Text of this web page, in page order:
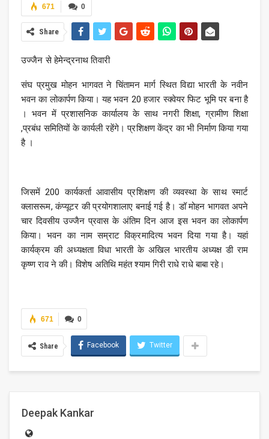
0
671
Share
उज्जैन से हेमेन्द्रनाथ तिवारी
संघ प्रमुख मोहन भागवत ने चिंतामन मार्ग स्थित विद्या भारती के नवीन
भवन का लोकार्पण किया। यह भवन 20 हजार स्क्वेयर फिट भूमि पर बना है
। भवन में प्रशासनिक कार्यालय के साथ नगरी शिक्षा, ग्रामीण शिक्षा
,प्रबंध समितियों के कार्यली रहेंगे। प्रशिक्षण केंद्र का भी निर्माण किया गया
है ।
जिसमें 200 कार्यकर्ता आवासीय प्रशिक्षण की व्यवस्था के साथ स्मार्ट
क्लासरूम, कंप्यूटर की प्रयोगशालाए बनाई गई है। डॉ मोहन भागवत अपने
चार दिवसीय उज्जैन प्रवास के अंतिम दिन आज इस भवन का लोकार्पण
किया। भवन का नाम सम्राट विक्रमादित्य भवन दिया गया है। यहां
कार्यक्रम की अध्यक्षता विधा भारती के अखिल भारतीय अध्यक्ष डी राम
कृष्ण राव ने की। विशेष अतिथि महंत श्याम गिरी राधे राधे बाबा रहे।
0
671
Share Facebook Twitter
Deepak Kankar